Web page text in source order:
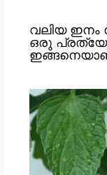
വലിയ ഇനം
ഒരു